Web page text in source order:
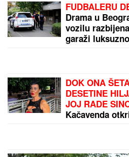
FUDBALERU
Drama u
vozilu
garaži
DOK ONA
DESETINE
JOJ RADE
Kačavenda